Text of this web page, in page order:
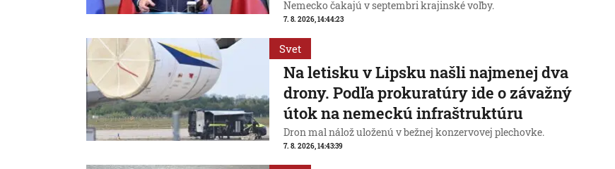
Nemecko čakajú v septembri krajinské voľby.
7. 8. 2026, 14:44:23
Svet
Na letisku v Lipsku našli najmenej dva
drony. Podľa prokuratúry ide o závažný
útok na nemeckú infraštruktúru
Dron mal nálož uloženú v bežnej konzervovej plechovke.
7. 8. 2026, 14:43:39